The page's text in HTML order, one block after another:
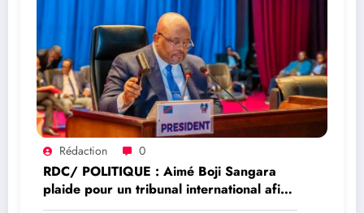
Rédaction 0
RDC/ POLITIQUE : Aimé Boji Sangara
plaide pour un tribunal international afin
de rendre justice aux victimes des conflits